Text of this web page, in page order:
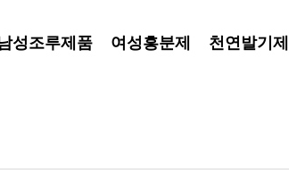
성조루제품 여성흥분제 천연발기제